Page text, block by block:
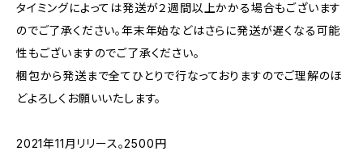
タイミングによっては発送が２週間以上かかる場合もございます
のでご了承ください。年末年始などはさらに発送が遅くなる可能
性もございますのでご了承ください。
梱包から発送まで全てひとりで行なっておりますのでご理解のほ
どよろしくお願いいたします。
2021年11月リリース。2500円